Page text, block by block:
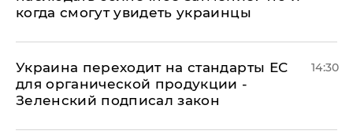
когда смогут увидеть украинцы
Украина переходит на стандарты ЕС
для органической продукции -
Зеленский подписал закон
14:30